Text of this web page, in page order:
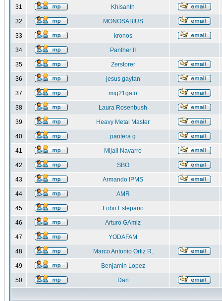
31 Khisanth
32 MONOSABIUS
33 kronos
34 Panther II
35 Zerstorer
36 jesus gaytan
37 mig21gato
38 Laura Rosenbush
39 Heavy Metal Master
40 pantera g
41 Mijail Navarro
42 SBO
43 Armando IPMS
44 AMR
45 Lobo Estepario
46 Arturo GAmiz
47 YODAFAM
48 Marco Antonio Ortiz R.
49 Benjamin Lopez
50 Dan